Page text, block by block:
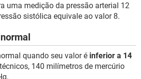
uma medição da pressão arterial 12
sistólica equivale ao valor 8.
quando seu valor é inferior a 14
140 milímetros de mercúrio